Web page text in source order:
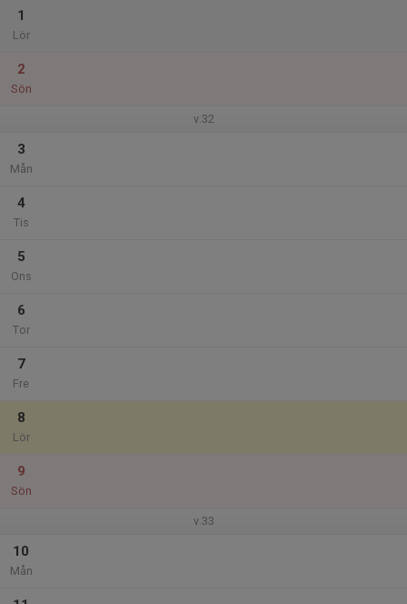
1
Lör
2
Sön
v.32
3
Mån
4
Tis
5
Ons
6
Tor
7
Fre
8
Lör
9
Sön
v.33
10
Mån